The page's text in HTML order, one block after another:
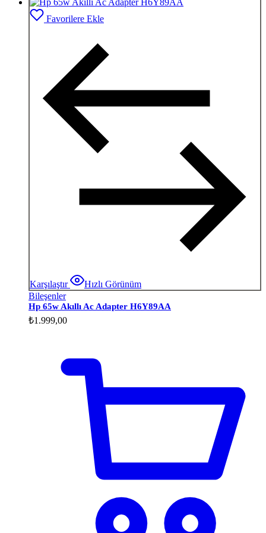
Favorilere Ekle
Karşılaştır
Hızlı Görünüm
Bileşenler
Hp 65w Akıllı Ac Adapter H6Y89AA
₺1.999,00